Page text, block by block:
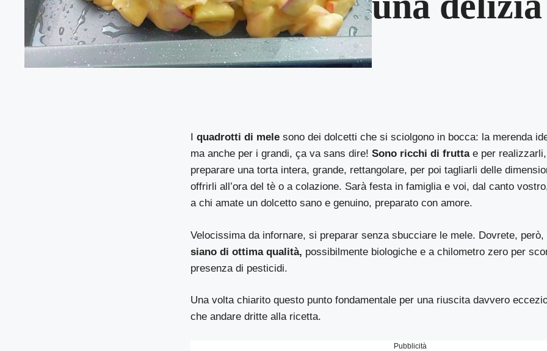
Iquadrotti di mele sono dei dolcetti che si sciolgono in bocca: la merenda
ma anche per i grandi, ça va sans dire! Sono ricchi di fruttae per
preparare una torta intera, grande, rettangolare, per poi tagliarli delle
offrirli all’ora del tè o a colazione. Sarà festa in famiglia e voi, dal canto
a chi amate un dolcetto sano e genuino, preparato con amore.
Velocissima da infornare, si preparar senza sbucciare le mele. Dovrete, però,
siano di ottima qualità, possibilmente biologiche e a chilometro zero per
presenza di pesticidi.
Una volta chiarito questo punto fondamentale per una riuscita davvero
che andare dritte alla ricetta.
Pubblicità